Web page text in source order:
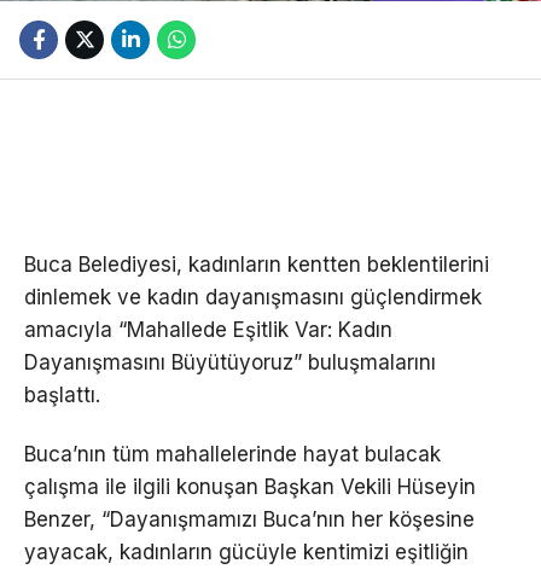
Buca Belediyesi, kadınların kentten beklentilerini
dinlemek ve kadın dayanışmasını güçlendirmek
amacıyla “Mahallede Eşitlik Var: Kadın
Dayanışmasını Büyütüyoruz” buluşmalarını
başlattı.
Buca’nın tüm mahallelerinde hayat bulacak
çalışma ile ilgili konuşan Başkan Vekili Hüseyin
Benzer, “Dayanışmamızı Buca’nın her köşesine
yayacak, kadınların gücüyle kentimizi eşitliğin